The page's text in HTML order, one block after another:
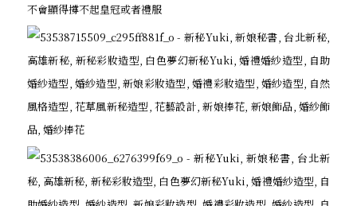
不會顯得撐不起皇冠或者禮服